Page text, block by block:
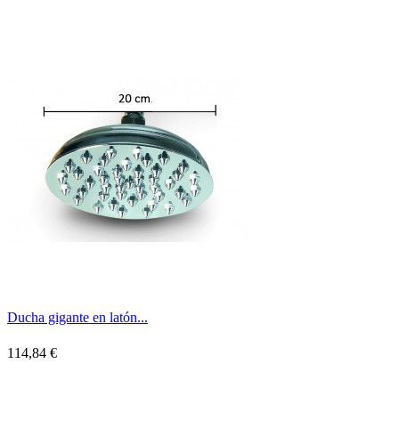
Ducha gigante en latón...
114,84 €